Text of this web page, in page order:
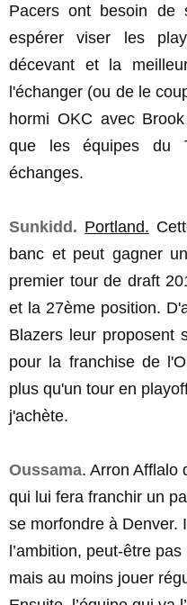
Pacers ont besoin de
espérer viser les
décevant et la
l'échanger (ou de le
hormi OKC avec
que les équipes du
échanges.
Sunkidd. Portland.
banc et peut gagner
premier tour de draft
et la 27ème position.
Blazers leur proposent
pour la franchise de
plus qu'un tour en
j'achète.
Oussama. Arron Afflalo
qui lui fera franchir un
se morfondre à Denver.
l’ambition, peut-être
mais au moins jouer